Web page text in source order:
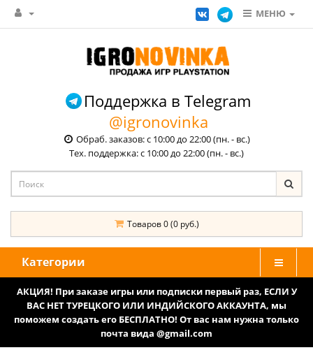
МЕНЮ
Поддержка в Telegram
@igronovinka
Обраб. заказов: с 10:00 до 22:00 (пн. - вс.)
Тех. поддержка: с 10:00 до 22:00 (пн. - вс.)
Товаров 0 (0 руб.)
Категории
АКЦИЯ! При заказе игры или подписки первый раз, ЕСЛИ У
ВАС НЕТ ТУРЕЦКОГО ИЛИ ИНДИЙСКОГО АККАУНТА, мы
поможем создать его БЕСПЛАТНО! От вас нам нужна только
почта вида @gmail.com